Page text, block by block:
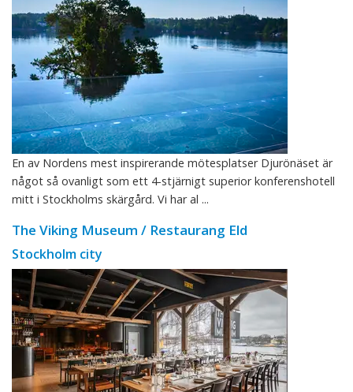
En av Nordens mest inspirerande mötesplatser Djurönäset är
något så ovanligt som ett 4-stjärnigt superior konferenshotell
mitt i Stockholms skärgård. Vi har al ...
The Viking Museum / Restaurang Eld
Stockholm city